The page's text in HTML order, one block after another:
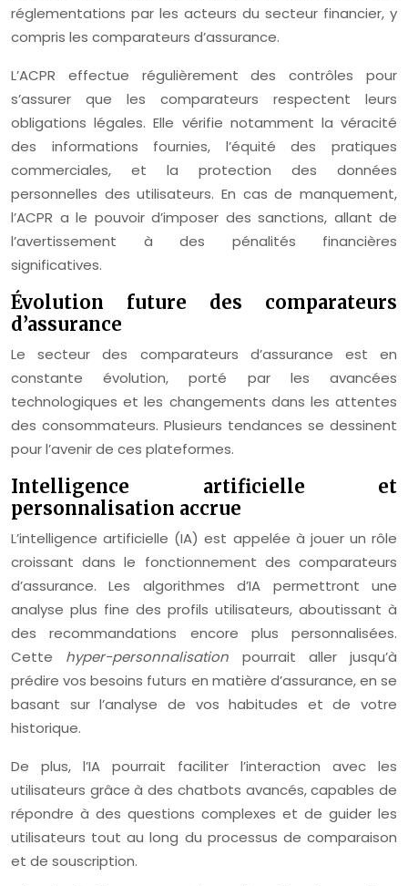
réglementations par les acteurs du secteur financier, y
compris les comparateurs d’assurance.
L’ACPR effectue régulièrement des contrôles pour
s’assurer que les comparateurs respectent leurs
obligations légales. Elle vérifie notamment la véracité
des informations fournies, l’équité des pratiques
commerciales, et la protection des données
personnelles des utilisateurs. En cas de manquement,
l’ACPR a le pouvoir d’imposer des sanctions, allant de
l’avertissement à des pénalités financières
significatives.
Évolution future des comparateurs
d’assurance
Le secteur des comparateurs d’assurance est en
constante évolution, porté par les avancées
technologiques et les changements dans les attentes
des consommateurs. Plusieurs tendances se dessinent
pour l’avenir de ces plateformes.
Intelligence artificielle et
personnalisation accrue
L’intelligence artificielle (IA) est appelée à jouer un rôle
croissant dans le fonctionnement des comparateurs
d’assurance. Les algorithmes d’IA permettront une
analyse plus fine des profils utilisateurs, aboutissant à
des recommandations encore plus personnalisées.
Cette hyper-personnalisation pourrait aller jusqu’à
prédire vos besoins futurs en matière d’assurance, en se
basant sur l’analyse de vos habitudes et de votre
historique.
De plus, l’IA pourrait faciliter l’interaction avec les
utilisateurs grâce à des chatbots avancés, capables de
répondre à des questions complexes et de guider les
utilisateurs tout au long du processus de comparaison
et de souscription.